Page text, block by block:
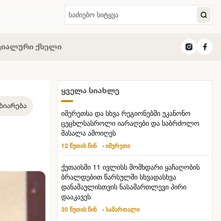
ქსელი
ყველა სიახლე
იმერეთსა და სხვა რეგიონებში უკანონო
ცეცხლსასროლი იარაღები და საბრძოლო
მასალა ამოიღეს
12 წუთის წინ • იმერეთი
ქუთაისში 11 ივლისს მომხდარი ყაჩაღობის
ბრალდებით წარსულში სხვადასხვა
დანაშაულისთვის ნასამართლევი პირი
დააკავეს
30 წუთის წინ • სამართალი